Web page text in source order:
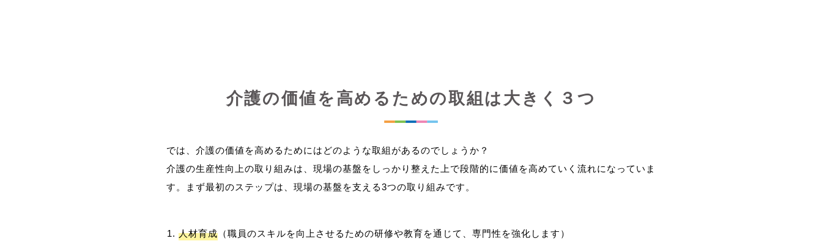
介護の価値を高めるための取組は大きく３つ
では、介護の価値を高めるためにはどのような取組があるのでしょうか？
介護の生産性向上の取り組みは、現場の基盤をしっかり整えた上で段階的に価値を高めていく流れになっていま
人材育成 （職員のスキルを向上させるための研修や教育を通じて、専門性を強化します）